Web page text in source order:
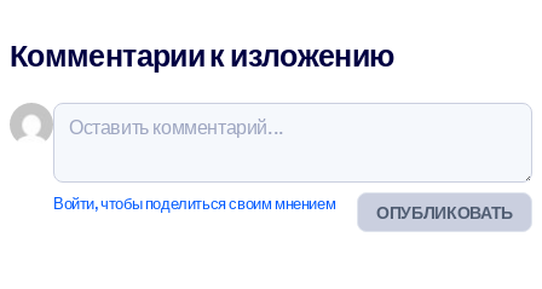
Комментарии к изложению
ОПУБЛИКОВАТЬ
Войти, чтобы поделиться своим мнением